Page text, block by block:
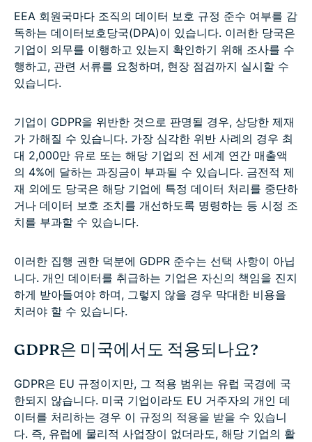
EEA 회원국마다 조직의 데이터 보호 규정 준수 여부를 감
독하는 데이터보호당국(DPA)이 있습니다. 이러한 당국은
기업이 의무를 이행하고 있는지 확인하기 위해 조사를 수
행하고, 관련 서류를 요청하며, 현장 점검까지 실시할 수
있습니다.
기업이 GDPR을 위반한 것으로 판명될 경우, 상당한 제재
가 가해질 수 있습니다. 가장 심각한 위반 사례의 경우 최
대 2,000만 유로 또는 해당 기업의 전 세계 연간 매출액
의 4%에 달하는 과징금이 부과될 수 있습니다. 금전적 제
재 외에도 당국은 해당 기업에 특정 데이터 처리를 중단하
거나 데이터 보호 조치를 개선하도록 명령하는 등 시정 조
치를 부과할 수 있습니다.
이러한 집행 권한 덕분에 GDPR 준수는 선택 사항이 아닙
니다. 개인 데이터를 취급하는 기업은 자신의 책임을 진지
하게 받아들여야 하며, 그렇지 않을 경우 막대한 비용을
치러야 할 수 있습니다.
GDPR은 미국에서도 적용되나요?
GDPR은 EU 규정이지만, 그 적용 범위는 유럽 국경에 국
한되지 않습니다. 미국 기업이라도 EU 거주자의 개인 데
이터를 처리하는 경우 이 규정의 적용을 받을 수 있습니
다. 즉, 유럽에 물리적 사업장이 없더라도, 해당 기업의 활